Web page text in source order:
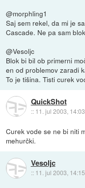
@morphling1
Saj sem rekel, da mi je
Cascade. Ne pa sam
@Vesoljc
Blok bi bil ob primerni
en od problemov zaradi
To je tišina. Tisti curek
QuickShot
:: 11. jul 2003, 14:03
Curek vode se ne bi niti
mehurčki.
Vesoljc
:: 11. jul 2003, 14:15